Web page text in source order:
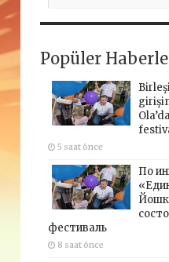
Popüler
5 saat önce
По
фестиваль
8 saat önce